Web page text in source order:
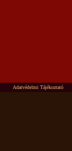
Adatvédelmi Tájékoztató